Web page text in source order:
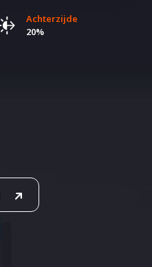
Achterzijde
20%